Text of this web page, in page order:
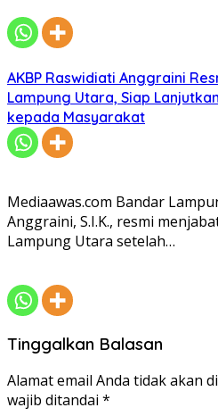
AKBP Raswidiati Anggraini
Lampung Utara, Siap
kepada Masyarakat
Mediaawas.com Bandar
Anggraini, S.I.K., resmi
Lampung Utara setelah…
Tinggalkan Balasan
Alamat email Anda tidak akan
wajib ditandai *